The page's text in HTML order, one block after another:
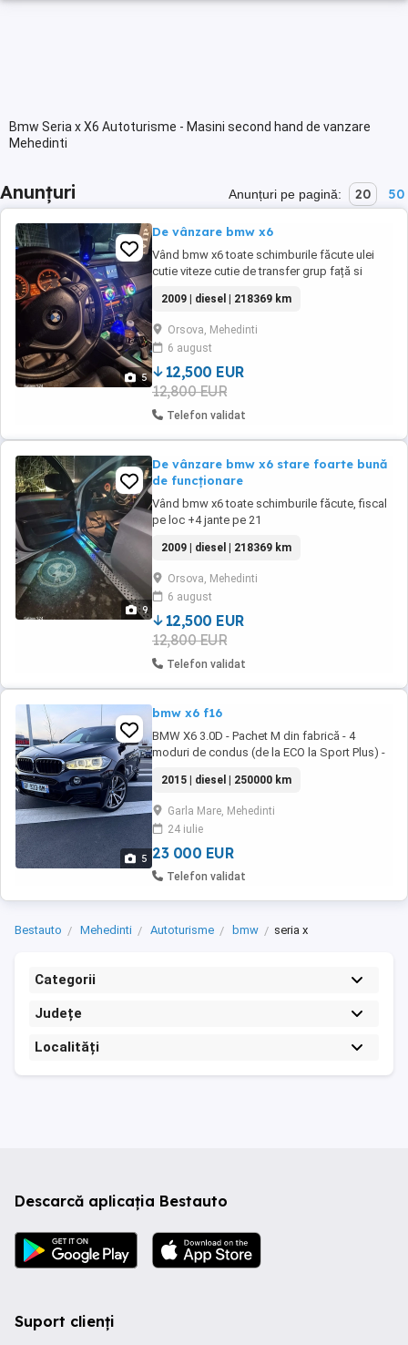
Bmw Seria x X6 Autoturisme - Masini second hand de vanzare
Mehedinti
Anunțuri Anunțuri pe pagină: 20 50
5
De vânzare bmw x6
Vând bmw x6 toate schimburile făcute ulei
cutie viteze cutie de transfer grup față si
multe altele ,fiscal pe loc + 4 jante pe 21
2009 | diesel | 218369 km
Orsova, Mehedinti
6 august
12,500 EUR
12,800 EUR
Telefon validat
9
De vânzare bmw x6 stare foarte bună
de funcționare
Vând bmw x6 toate schimburile făcute, fiscal
pe loc +4 jante pe 21
2009 | diesel | 218369 km
Orsova, Mehedinti
6 august
12,500 EUR
12,800 EUR
Telefon validat
5
bmw x6 f16
BMW X6 3.0D - Pachet M din fabrică - 4
moduri de condus (de la ECO la Sport Plus) -
mascare automată a fazei lungi pentru traficul
din sens opus) - Faruri LED - Hayon electric
(deschidere prin gestul piciorului și funcție de
închidere asistată soft-close) - Trapă ...
2015 | diesel | 250000 km
Garla Mare, Mehedinti
24 iulie
23 000 EUR
Telefon validat
Bestauto Mehedinti Autoturisme bmw seria x
Categorii
Județe
Localități
Descarcă aplicația Bestauto
Suport clienți